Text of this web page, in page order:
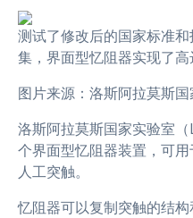
e b
o
o
t
e
r
l g
r
a
测试了修改后的国家标准
集，界面型忆阻器实现了高
图片来源：洛斯阿拉莫斯
洛斯阿拉莫斯国家实验室
个界面型忆阻器装置，可
人工突触。
忆阻器可以复制突触的结